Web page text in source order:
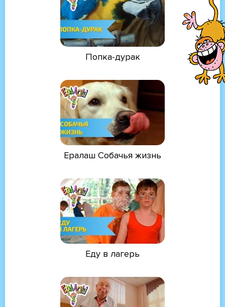
Попка-дурак
Ералаш Собачья жизнь
Еду в лагерь